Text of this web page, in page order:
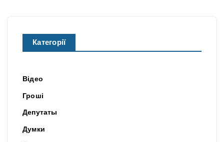
Категорії
Відео
Гроші
Депутаты
Думки